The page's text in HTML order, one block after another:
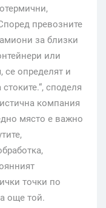
превозните
за близки
или
се определят и
споделя
компания
място е важно
точки по
още той.